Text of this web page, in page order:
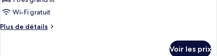
de
chambre :
Chambre
Wi-Fi gratuit
Plus de détails
Plus
Voir les prix